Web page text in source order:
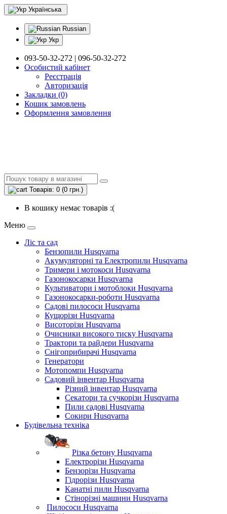
Українська
Russian
Укр
093-50-32-272 | 096-50-32-272
Особистий кабінет
Реєстрація
Авторизація
Закладки (0)
Кошик замовлень
Оформлення замовлення
Товарів: 0 (0 грн.)
В кошику немає товарів :(
Меню
Ліс та сад
Бензопили Husqvarna
Акумуляторні та Електропили Husqvarna
Тримери і мотокоси Husqvarna
Газонокосарки Husqvarna
Культиватори і мотоблоки Husqvarna
Газонокосарки-роботи Husqvarna
Садові пилососи Husqvarna
Кущорізи Husqvarna
Висоторізи Husqvarna
Очисники високого тиску Husqvarna
Трактори та райдери Husqvarna
Снігоприбирачі Husqvarna
Генератори
Мотопомпи Husqvarna
Садовий інвентар Husqvarna
Різний інвентар Husqvarna
Секатори та сучкорізи Husqvarna
Пили садові Husqvarna
Сокири Husqvarna
Будівельна техніка
Різка бетону Husqvarna
Електрорізи Husqvarna
Бензорізи Husqvarna
Гідрорізи Husqvarna
Канатні пили Husqvarna
Стінорізні машини Husqvarna
Пилососи Husqvarna